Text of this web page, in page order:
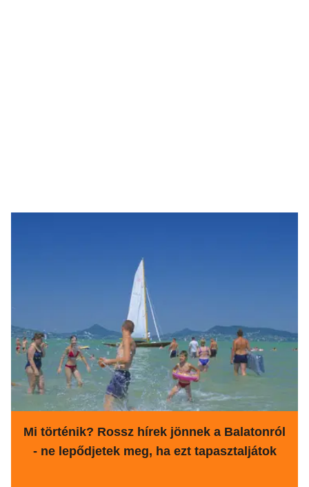
Mi történik? Rossz hírek jönnek a Balatonról
- ne lepődjetek meg, ha ezt tapasztaljátok